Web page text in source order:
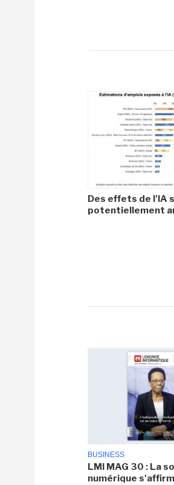
Des effets de l'IA
potentiellement
BUSINESS
LMI MAG 30 : La
numérique